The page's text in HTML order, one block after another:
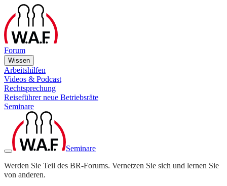
Forum
Wissen
Arbeitshilfen
Videos & Podcast
Rechtsprechung
Reiseführer neue Betriebsräte
Seminare
Seminare
Werden Sie Teil des BR-Forums. Vernetzen Sie sich und lernen Sie
von anderen.